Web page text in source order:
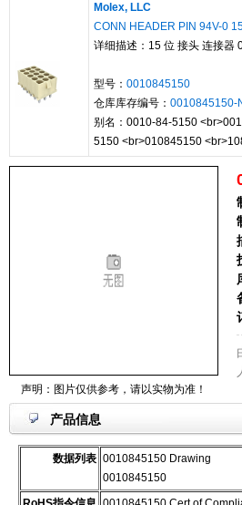
Molex, LLC
CONN HEADER PIN 94V-0
详细描述：15 位 接头 连接器
型号： 0010845150
仓库库存编号： 0010845150-
别名：0010-84-5150
5150 <br>010845150
声明：图片仅供参考，请以实物为准！
产品信息
数据列表 0010845150 Drawing
0010845150